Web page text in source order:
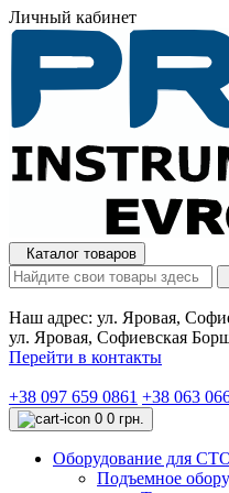
Личный кабинет
Каталог товаров
Наш адрес: ул. Яровая,
ул. Яровая, Софиевская
Перейти в контакты
+38 097 659 0861 +38 063
0 0 грн.
Оборудование для
Подъемное